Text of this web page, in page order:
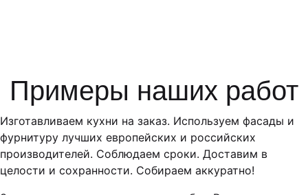
Примеры наших работ
Изготавливаем кухни на заказ. Используем фасады и
фурнитуру лучших европейских и российских
производителей. Соблюдаем сроки. Доставим в
целости и сохранности. Собираем аккуратно!